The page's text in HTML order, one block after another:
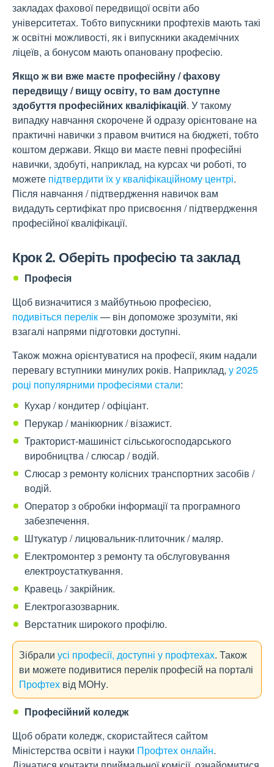
закладах фахової передвищої освіти або
університетах. Тобто випускники профтехів мають такі
ж освітні можливості, як і випускники академічних
ліцеїв, а бонусом мають опановану професію.
Якщо ж ви вже маєте професійну / фахову
передвищу / вищу освіту, то вам доступне
здобуття професійних кваліфікацій. У такому
випадку навчання скорочене й одразу орієнтоване на
практичні навички з правом вчитися на бюджеті, тобто
коштом держави. Якщо ви маєте певні професійні
навички, здобуті, наприклад, на курсах чи роботі, то
можете підтвердити їх у кваліфікаційному центрі.
Після навчання / підтвердження навичок вам
видадуть сертифікат про присвоєння / підтвердження
професійної кваліфікації.
Крок 2. Оберіть професію та заклад
Професія
Щоб визначитися з майбутньою професією,
подивіться перелік— він допоможе зрозуміти, які
взагалі напрями підготовки доступні.
Також можна орієнтуватися на професії, яким надали
перевагу вступники минулих років. Наприклад, у 2025
році популярними професіями стали:
Кухар / кондитер / офіціант.
Перукар / манікюрник / візажист.
Тракторист-машиніст сільськогосподарського
виробництва / слюсар / водій.
Слюсар з ремонту колісних транспортних засобів /
водій.
Оператор з обробки інформації та програмного
забезпечення.
Штукатур / лицювальник-плиточник / маляр.
Електромонтер з ремонту та обслуговування
електроустаткування.
Кравець / закрійник.
Електрогазозварник.
Верстатник широкого профілю.
Зібрали усі професії, доступні у профтехах. Також
ви можете подивитися перелік професій на порталі
Профтех від МОНу.
Професійний коледж
Щоб обрати коледж, скористайтеся сайтом
Міністерства освіти і науки Профтех онлайн.